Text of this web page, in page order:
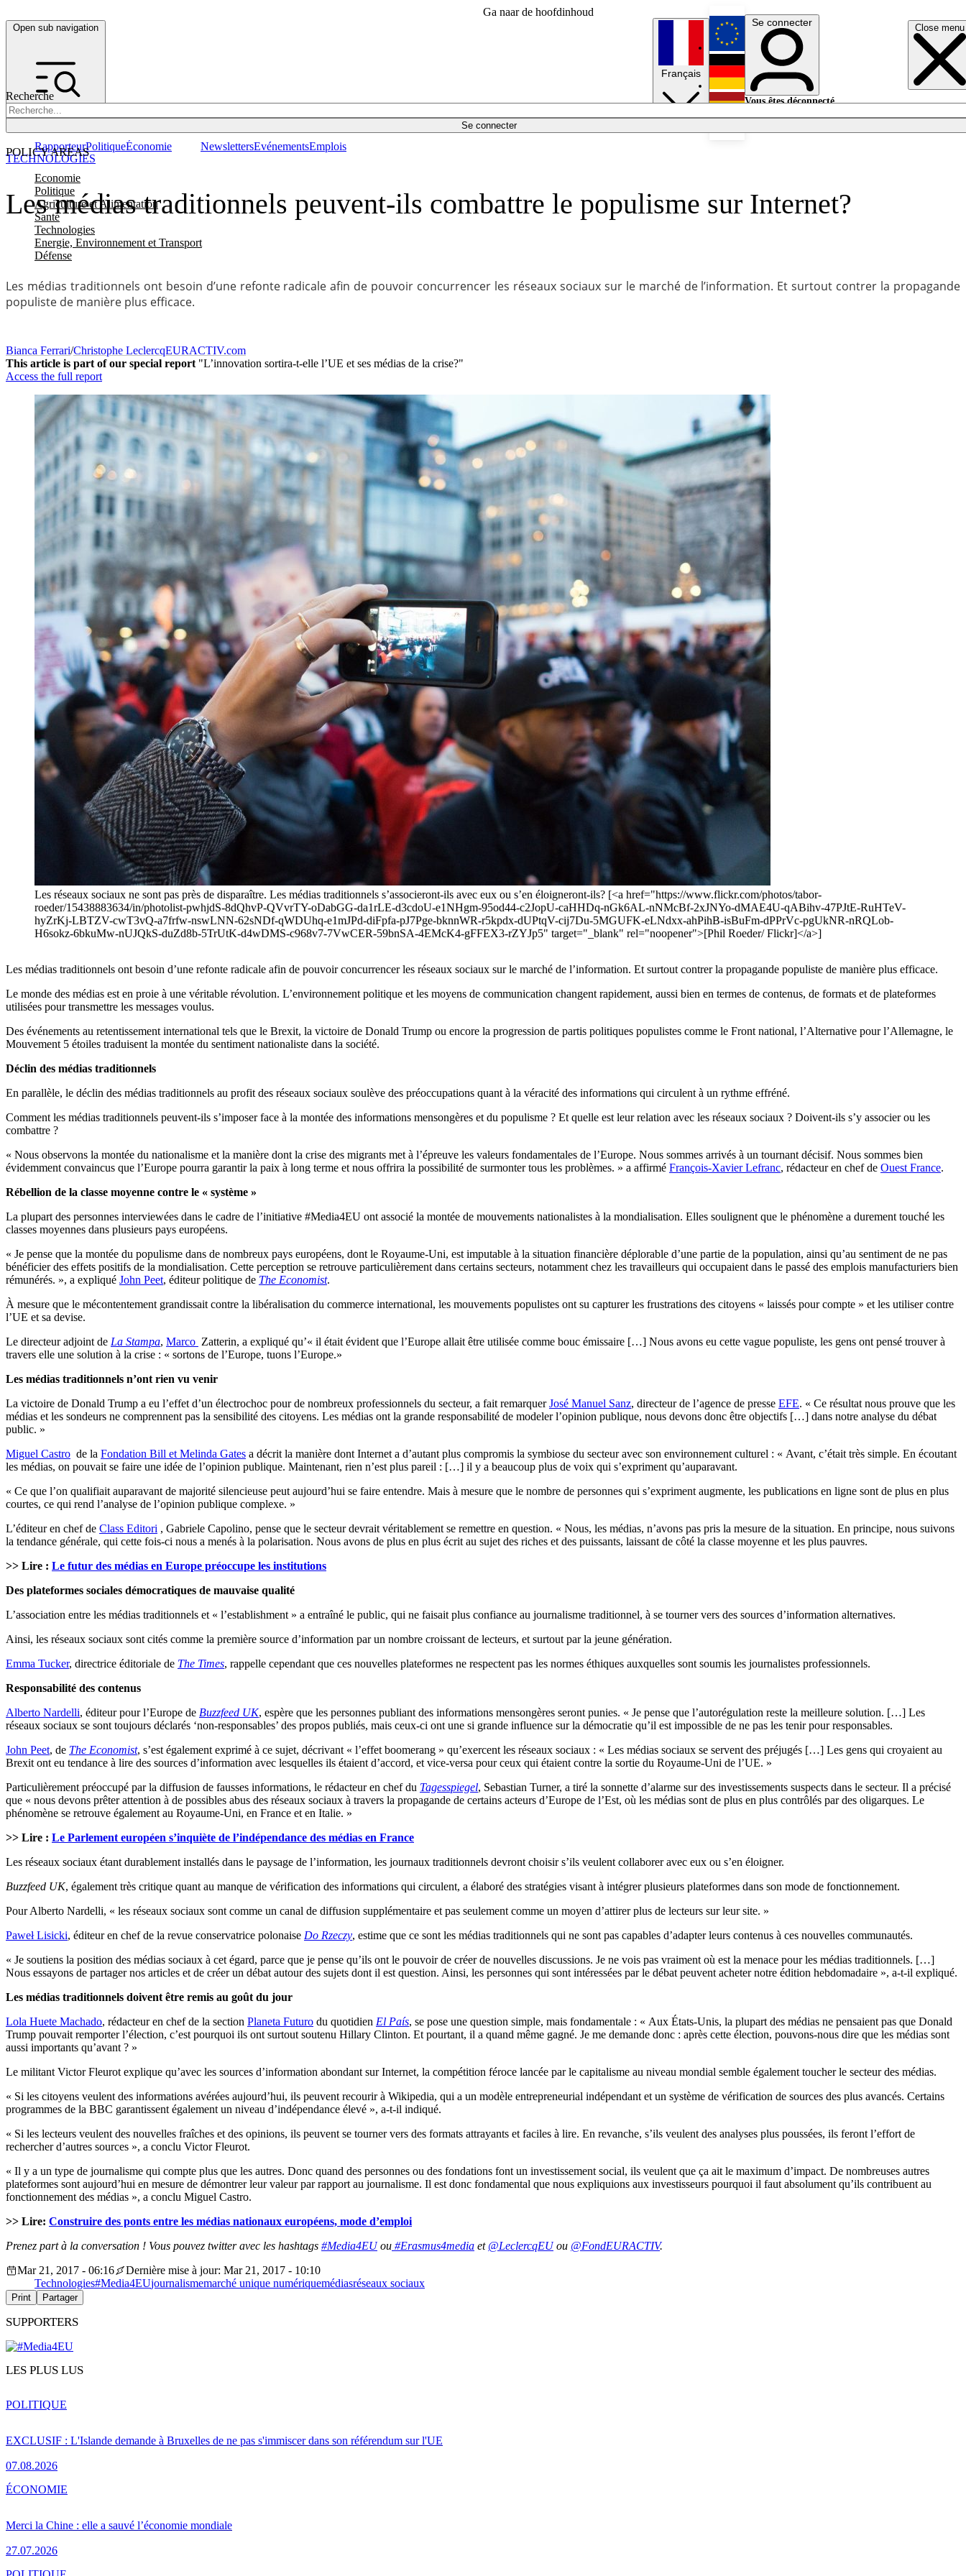
Ga naar de hoofdinhoud
Open sub navigation Close menu
Recherche
Se connecter
POLICY AREAS
Economie
Politique
Agriculture et Alimentation
Santé
Technologies
Energie, Environnement et Transport
Défense
RapporteurPolitiqueÉconomie NewslettersEvénementsEmplois
Français
English
Deutsch
Se connecter
Vous êtes déconnecté.
Les médias traditionnels peuvent-ils combattre le populisme sur Internet?
Les médias traditionnels ont besoin d’une refonte radicale afin de pouvoir concurrencer les réseaux sociaux sur le marché de l’information. Et surtout contrer la propagande
populiste de manière plus efficace.
TECHNOLOGIES
Bianca Ferrari/Christophe LeclercqEURACTIV.com
This article is part of our special report "L’innovation sortira-t-elle l’UE et ses médias de la crise?"
Access the full report
Les réseaux sociaux ne sont pas près de disparaître. Les médias traditionnels s’associeront-ils avec eux ou s’en éloigneront-ils? [<a href="https://www.flickr.com/photos/tabor-
roeder/15438883634/in/photolist-pwhjdS-8dQhvP-QVvrTY-oDabGG-da1rLE-d3cdoU-e1NHgm-95od44-c2JopU-caHHDq-nGk6AL-nNMcBf-2xJNYo-dMAE4U-qABihv-47PJtE-RuHTeV-
hyZrKj-LBTZV-cwT3vQ-a7frfw-nswLNN-62sNDf-qWDUhq-e1mJPd-diFpfa-pJ7Pge-bknnWR-r5kpdx-dUPtqV-cij7Du-5MGUFK-eLNdxx-ahPihB-isBuFm-dPPrVc-pgUkNR-nRQLob-
H6sokz-6bkuMw-nUJQkS-duZd8b-5TrUtK-d4wDMS-c968v7-7VwCER-59bnSA-4EMcK4-gFFEX3-rZYJp5" target="_blank" rel="noopener">[Phil Roeder/ Flickr]</a>]
Les médias traditionnels ont besoin d’une refonte radicale afin de pouvoir concurrencer les réseaux sociaux sur le marché de l’information. Et surtout contrer la propagande populiste de manière plus efficace.
Le monde des médias est en proie à une véritable révolution. L’environnement politique et les moyens de communication changent rapidement, aussi bien en termes de contenus, de formats et de plateformes
utilisées pour transmettre les messages voulus.
Des événements au retentissement international tels que le Brexit, la victoire de Donald Trump ou encore la progression de partis politiques populistes comme le Front national, l’Alternative pour l’Allemagne, le
Mouvement 5 étoiles traduisent la montée du sentiment nationaliste dans la société.
Déclin des médias traditionnels
En parallèle, le déclin des médias traditionnels au profit des réseaux sociaux soulève des préoccupations quant à la véracité des informations qui circulent à un rythme effréné.
Comment les médias traditionnels peuvent-ils s’imposer face à la montée des informations mensongères et du populisme ? Et quelle est leur relation avec les réseaux sociaux ? Doivent-ils s’y associer ou les
combattre ?
« Nous observons la montée du nationalisme et la manière dont la crise des migrants met à l’épreuve les valeurs fondamentales de l’Europe. Nous sommes arrivés à un tournant décisif. Nous sommes bien
évidemment convaincus que l’Europe pourra garantir la paix à long terme et nous offrira la possibilité de surmonter tous les problèmes. » a affirmé François-Xavier Lefranc, rédacteur en chef de Ouest France.
Rébellion de la classe moyenne contre le « système »
La plupart des personnes interviewées dans le cadre de l’initiative #Media4EU ont associé la montée de mouvements nationalistes à la mondialisation. Elles soulignent que le phénomène a durement touché les
classes moyennes dans plusieurs pays européens.
« Je pense que la montée du populisme dans de nombreux pays européens, dont le Royaume-Uni, est imputable à la situation financière déplorable d’une partie de la population, ainsi qu’au sentiment de ne pas
bénéficier des effets positifs de la mondialisation. Cette perception se retrouve particulièrement dans certains secteurs, notamment chez les travailleurs qui occupaient dans le passé des emplois manufacturiers bien
rémunérés. », a expliqué John Peet, éditeur politique de The Economist.
À mesure que le mécontentement grandissait contre la libéralisation du commerce international, les mouvements populistes ont su capturer les frustrations des citoyens « laissés pour compte » et les utiliser contre
l’UE et sa devise.
Le directeur adjoint de La Stampa, Marco Zatterin, a expliqué qu’« il était évident que l’Europe allait être utilisée comme bouc émissaire […] Nous avons eu cette vague populiste, les gens ont pensé trouver à
travers elle une solution à la crise : « sortons de l’Europe, tuons l’Europe.»
Les médias traditionnels n’ont rien vu venir
La victoire de Donald Trump a eu l’effet d’un électrochoc pour de nombreux professionnels du secteur, a fait remarquerJosé Manuel Sanz, directeur de l’agence de presse EFE. « Ce résultat nous prouve que les
médias et les sondeurs ne comprennent pas la sensibilité des citoyens. Les médias ont la grande responsabilité de modeler l’opinion publique, nous devons donc être objectifs […] dans notre analyse du débat
public. »
Miguel Castro de la Fondation Bill et Melinda Gates a décrit la manière dont Internet a d’autant plus compromis la symbiose du secteur avec son environnement culturel : « Avant, c’était très simple. En écoutant
les médias, on pouvait se faire une idée de l’opinion publique. Maintenant, rien n’est plus pareil : […] il y a beaucoup plus de voix qui s’expriment qu’auparavant.
« Ce que l’on qualifiait auparavant de majorité silencieuse peut aujourd’hui se faire entendre. Mais à mesure que le nombre de personnes qui s’expriment augmente, les publications en ligne sont de plus en plus
courtes, ce qui rend l’analyse de l’opinion publique complexe. »
L’éditeur en chef de Class Editori , Gabriele Capolino, pense que le secteur devrait véritablement se remettre en question. « Nous, les médias, n’avons pas pris la mesure de la situation. En principe, nous suivons
la tendance générale, qui cette fois-ci nous a menés à la polarisation. Nous avons de plus en plus écrit au sujet des riches et des puissants, laissant de côté la classe moyenne et les plus pauvres.
>> Lire : Le futur des médias en Europe préoccupe les institutions
Des plateformes sociales démocratiques de mauvaise qualité
L’association entre les médias traditionnels et « l’establishment » a entraîné le public, qui ne faisait plus confiance au journalisme traditionnel, à se tourner vers des sources d’information alternatives.
Ainsi, les réseaux sociaux sont cités comme la première source d’information par un nombre croissant de lecteurs, et surtout par la jeune génération.
Emma Tucker, directrice éditoriale de The Times, rappelle cependant que ces nouvelles plateformes ne respectent pas les normes éthiques auxquelles sont soumis les journalistes professionnels.
Responsabilité des contenus
Alberto Nardelli, éditeur pour l’Europe de Buzzfeed UK, espère que les personnes publiant des informations mensongères seront punies. « Je pense que l’autorégulation reste la meilleure solution. […] Les
réseaux sociaux se sont toujours déclarés ‘non-responsables’ des propos publiés, mais ceux-ci ont une si grande influence sur la démocratie qu’il est impossible de ne pas les tenir pour responsables.
John Peet, de The Economist, s’est également exprimé à ce sujet, décrivant « l’effet boomerang » qu’exercent les réseaux sociaux : « Les médias sociaux se servent des préjugés […] Les gens qui croyaient au
Brexit ont eu tendance à lire des sources d’information avec lesquelles ils étaient d’accord, et vice-versa pour ceux qui étaient contre la sortie du Royaume-Uni de l’UE. »
Particulièrement préoccupé par la diffusion de fausses informations, le rédacteur en chef du Tagesspiegel, Sebastian Turner, a tiré la sonnette d’alarme sur des investissements suspects dans le secteur. Il a précisé
que « nous devons prêter attention à de possibles abus des réseaux sociaux à travers la propagande de certains acteurs d’Europe de l’Est, où les médias sont de plus en plus contrôlés par des oligarques. Le
phénomène se retrouve également au Royaume-Uni, en France et en Italie. »
>> Lire : Le Parlement européen s’inquiète de l’indépendance des médias en France
Les réseaux sociaux étant durablement installés dans le paysage de l’information, les journaux traditionnels devront choisir s’ils veulent collaborer avec eux ou s’en éloigner.
Buzzfeed UK, également très critique quant au manque de vérification des informations qui circulent, a élaboré des stratégies visant à intégrer plusieurs plateformes dans son mode de fonctionnement.
Pour Alberto Nardelli, « les réseaux sociaux sont comme un canal de diffusion supplémentaire et pas seulement comme un moyen d’attirer plus de lecteurs sur leur site. »
Paweł Lisicki, éditeur en chef de la revue conservatrice polonaise Do Rzeczy, estime que ce sont les médias traditionnels qui ne sont pas capables d’adapter leurs contenus à ces nouvelles communautés.
« Je soutiens la position des médias sociaux à cet égard, parce que je pense qu’ils ont le pouvoir de créer de nouvelles discussions. Je ne vois pas vraiment où est la menace pour les médias traditionnels. […]
Nous essayons de partager nos articles et de créer un débat autour des sujets dont il est question. Ainsi, les personnes qui sont intéressées par le débat peuvent acheter notre édition hebdomadaire », a-t-il expliqué.
Les médias traditionnels doivent être remis au goût du jour
Lola Huete Machado, rédacteur en chef de la section Planeta Futuro du quotidien El País, se pose une question simple, mais fondamentale : « Aux États-Unis, la plupart des médias ne pensaient pas que Donald
Trump pouvait remporter l’élection, c’est pourquoi ils ont surtout soutenu Hillary Clinton. Et pourtant, il a quand même gagné. Je me demande donc : après cette élection, pouvons-nous dire que les médias sont
aussi importants qu’avant ? »
Le militant Victor Fleurot explique qu’avec les sources d’information abondant sur Internet, la compétition féroce lancée par le capitalisme au niveau mondial semble également toucher le secteur des médias.
« Si les citoyens veulent des informations avérées aujourd’hui, ils peuvent recourir à Wikipedia, qui a un modèle entrepreneurial indépendant et un système de vérification de sources des plus avancés. Certains
programmes de la BBC garantissent également un niveau d’indépendance élevé », a-t-il indiqué.
« Si les lecteurs veulent des nouvelles fraîches et des opinions, ils peuvent se tourner vers des formats attrayants et faciles à lire. En revanche, s’ils veulent des analyses plus poussées, ils feront l’effort de
rechercher d’autres sources », a conclu Victor Fleurot.
« Il y a un type de journalisme qui compte plus que les autres. Donc quand des personnes ou des fondations font un investissement social, ils veulent que ça ait le maximum d’impact. De nombreuses autres
plateformes sont aujourd’hui en mesure de démontrer leur valeur par rapport au journalisme. Il est donc fondamental que nous expliquions aux investisseurs pourquoi il faut absolument qu’ils contribuent au
fonctionnement des médias », a conclu Miguel Castro.
>> Lire: Construire des ponts entre les médias nationaux européens, mode d’emploi
Prenez part à la conversation ! Vous pouvez twitter avec les hashtags #Media4EUou #Erasmus4media et @LeclercqEUou @FondEURACTIV.
Mar 21, 2017 - 06:16
Dernière mise à jour: Mar 21, 2017 - 10:10
Technologies#Media4EUjournalismemarché unique numériquemédiasréseaux sociaux
Print Partager
SUPPORTERS
LES PLUS LUS
EXCLUSIF : L'Islande demande à Bruxelles de ne pas s'immiscer dans son référendum sur l'UE
07.08.2026
POLITIQUE
Merci la Chine : elle a sauvé l’économie mondiale
27.07.2026
ÉCONOMIE